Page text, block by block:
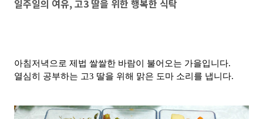
일주일의 여유, 고3 딸을 위한 행복한 식탁
아침저녁으로 제법 쌀쌀한 바람이 불어오는 가을입니다.
열심히 공부하는 고3 딸을 위해 맑은 도마 소리를 냅니다.